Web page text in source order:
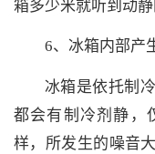
箱多少米就听到动
6、冰箱内部产
冰箱是依托制
都会有制冷剂静，
样，所发生的噪音